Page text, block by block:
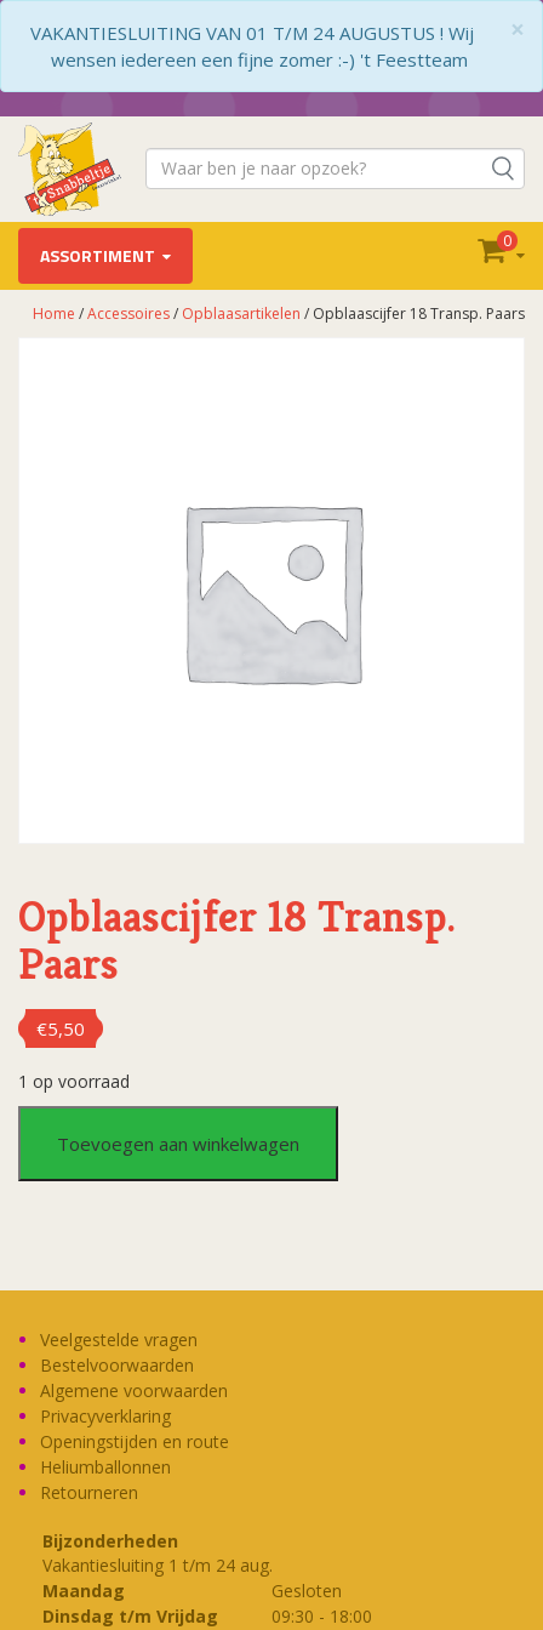
×
VAKANTIESLUITING VAN 01 T/M 24 AUGUSTUS ! Wij
wensen iedereen een fijne zomer :-) 't Feestteam
ASSORTIMENT
0
Home /Accessoires/ Opblaasartikelen / Opblaascijfer 18 Transp. Paars
Opblaascijfer 18 Transp.
Paars
€5,50
1 op voorraad
18
Paars
aantal
Toevoegen aan winkelwagen
Veelgestelde vragen
Bestelvoorwaarden
Algemene voorwaarden
Privacyverklaring
Openingstijden en route
Heliumballonnen
Retourneren
Bijzonderheden
Vakantiesluiting 1 t/m 24 aug.
Maandag
Gesloten
Dinsdag t/m Vrijdag
09:30 - 18:00